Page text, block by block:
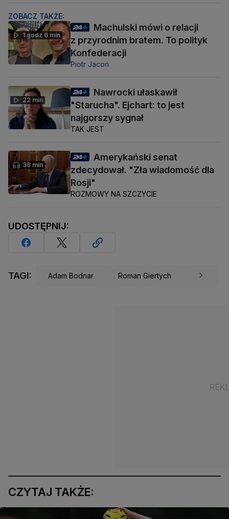
ZOBACZ TAKŻE:
1 godz 6 min
Machulski mówi o relacji
z przyrodnim bratem. To polityk
Konfederacji
Piotr Jacoń
22 min
Nawrocki ułaskawił
"Starucha". Ejchart: to jest
najgorszy sygnał
TAK JEST
38 min
Amerykański senat
zdecydował. "Zła wiadomość dla
Rosji"
ROZMOWY NA SZCZYCIE
UDOSTĘPNIJ:
TAGI: Adam Bodnar Roman Giertych
CZYTAJ TAKŻE: